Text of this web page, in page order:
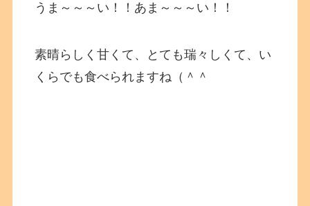
うま～～～い！！あま～～～い！！
素晴らしく甘くて、とても瑞々しくて、い
くらでも食べられますね（＾＾